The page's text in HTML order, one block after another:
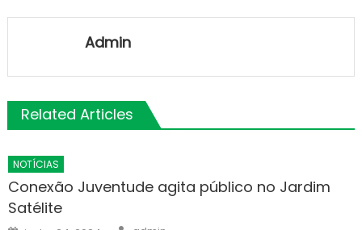
Admin
Related Articles
NOTÍCIAS
Conexão Juventude agita público no Jardim
Satélite